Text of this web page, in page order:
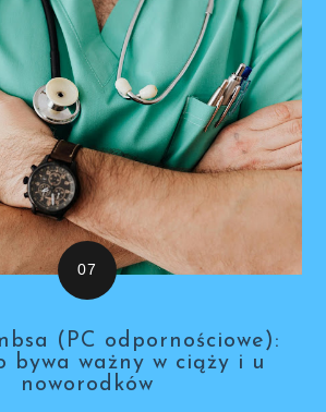
(PC odpornościowe):
bywa ważny w ciąży i u
noworodków